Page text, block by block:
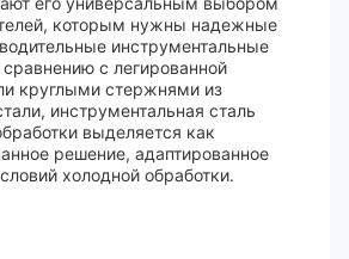
которым нужны надежные
инструментальные
с легированной
круглыми стержнями из
инструментальная сталь
выделяется как
решение, адаптированное
холодной обработки.